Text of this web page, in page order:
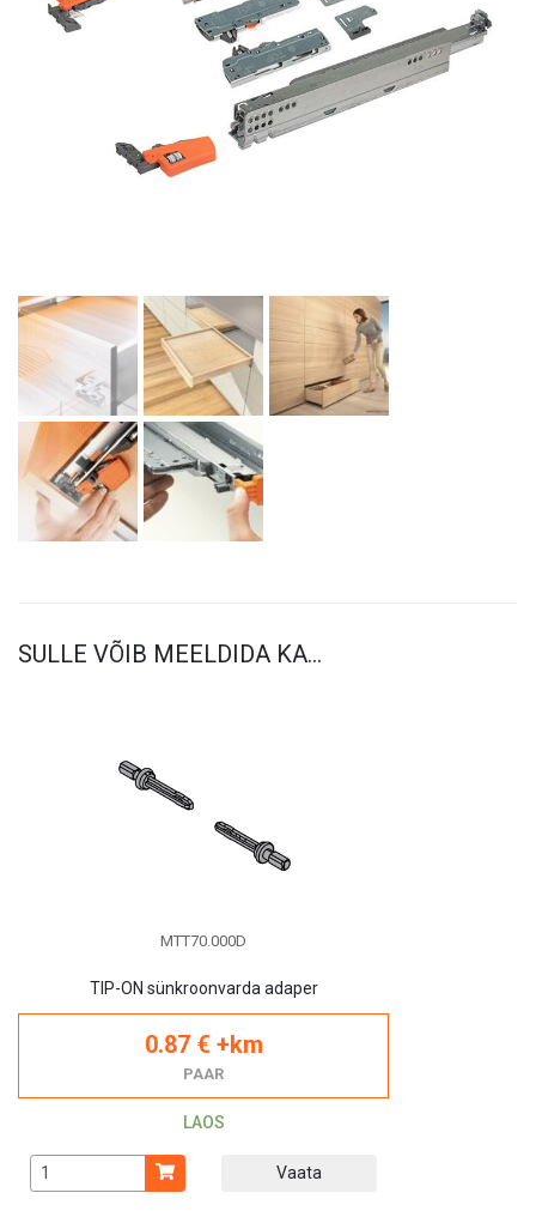
SULLE VÕIB MEELDIDA KA…
MTT70.000D
TIP-ON sünkroonvarda adaper
0.87 € +km
PAAR
LAOS
Vaata